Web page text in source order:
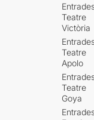
Teatre
Victòria
Teatre
Apolo
Teatre
Goya